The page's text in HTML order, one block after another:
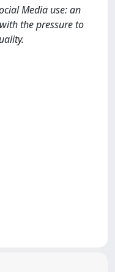
Media use: an
the pressure to